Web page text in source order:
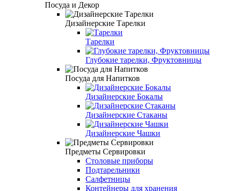
Посуда и Декор
Дизайнерские Тарелки
Тарелки
Глубокие тарелки, Фруктовницы
Посуда для Напитков
Дизайнерские Бокалы
Дизайнерские Стаканы
Дизайнерские Чашки
Предметы Сервировки
Столовые приборы
Подтарельники
Салфетницы
Контейнеры для хранения